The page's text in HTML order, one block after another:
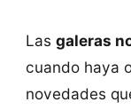
Las galeras
cuando haya
novedades